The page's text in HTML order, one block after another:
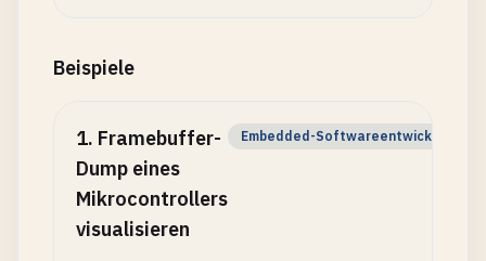
Beispiele
1. Framebuffer-
Dump eines
Mikrocontrollers
visualisieren
Embedded-Softwareentwickler